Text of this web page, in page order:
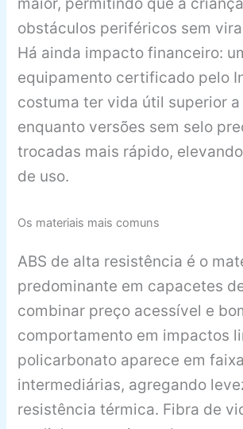
maior, permitindo que a
obstáculos periféricos sem
Há ainda impacto financeiro:
equipamento certificado pelo
costuma ter vida útil superior a
enquanto versões sem selo
trocadas mais rápido,
de uso.
Os materiais mais comuns
ABS de alta resistência é o
predominante em capacetes
combinar preço acessível e
comportamento em impactos
policarbonato aparece em
intermediárias, agregando
resistência térmica. Fibra de